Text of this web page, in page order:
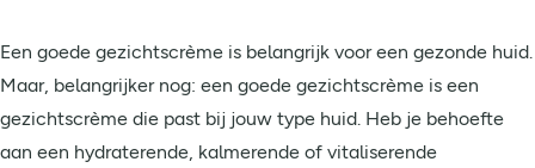
Een goede gezichtscrème is belangrijk voor een gezonde huid.
Maar, belangrijker nog: een goede gezichtscrème is een
gezichtscrème die past bij jouw type huid. Heb je behoefte
aan een hydraterende, kalmerende of vitaliserende